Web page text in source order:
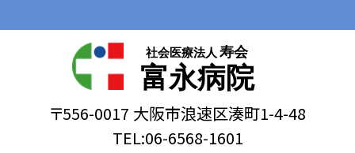
社会医療法人 寿会
富永病院
〒556-0017 大阪市浪速区湊町1-4-48
TEL:06-6568-1601